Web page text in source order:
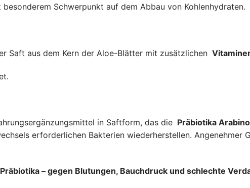
Schwerpunkt auf dem Abbau von Kohlenhydraten.
Saft aus dem Kern der Aloe-Blätter mit zusätzlichen
in Saftform, das die Präbiotika
erforderlichen Bakterien wiederherstellen. Angenehmer
– gegen Blutungen, Bauchdruck und schlechte